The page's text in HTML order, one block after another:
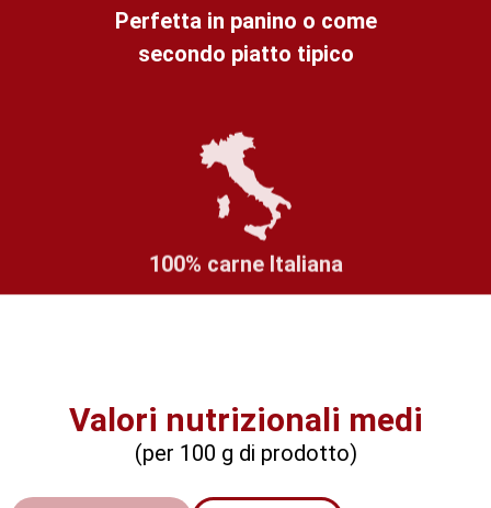
Perfetta in panino o come
secondo piatto tipico
100% carne Italiana
Valori nutrizionali medi
(per 100 g di prodotto)